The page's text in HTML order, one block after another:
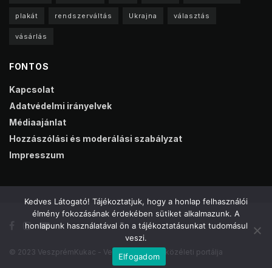
plakát rendszerváltás Ukrajna választás
vásárlás
FONTOS
Kapcsolat
Adatvédelmi irányelvek
Médiaajánlat
Hozzászólási és moderálási szabályzat
Impresszum
© 2023 VeszprémKukac - Veszprém online közéleti portálja
Kedves Látogató! Tájékoztatjuk, hogy a honlap felhasználói
élmény fokozásának érdekében sütiket alkalmazunk. A
honlapunk használatával ön a tájékoztatásunkat tudomásul
veszi.
Elfogadom